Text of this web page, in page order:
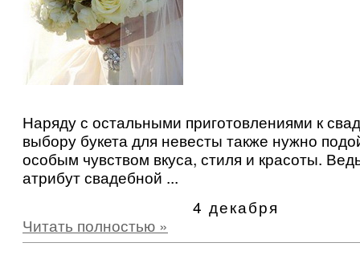
Наряду с остальными приготовлениями к
выбору букета для невесты также нужно
особым чувством вкуса, стиля и красоты.
атрибут свадебной ...
4 декабря
Читать полностью »